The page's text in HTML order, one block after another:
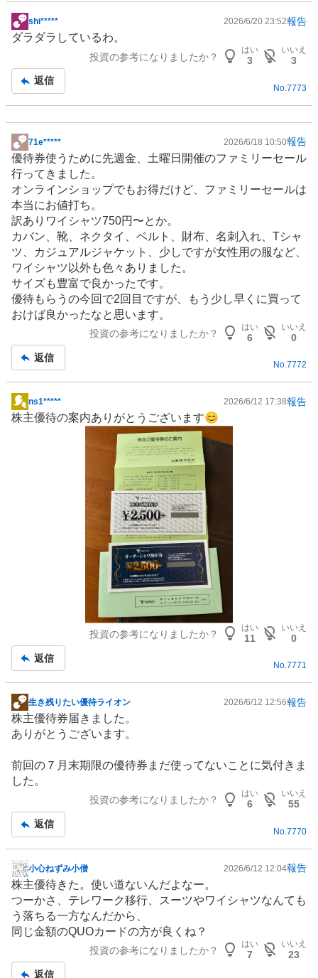
掲
示
事
shi***** 2026/6/20 23:52報告
ダラダラしているわ。
投資の参考になりましたか？
はい
3
いいえ
3
返信
No. 7773
掲
示
板
記
事
71e***** 2026/6/18 10:50報告
優待券使うために先週金、土曜日開催のファミリーセール
行ってきました。
オンラインショップでもお得だけど、ファミリーセールは
本当にお値打ち。
訳ありワイシャツ750円〜とか。
カバン、 靴 、ネクタイ、ベルト、財布、名刺入れ、Tシャ
ツ、カジュアルジャケット、少しですが女性用の服など、
ワイシャツ以外も色々ありました。
サイズも豊富で良かったです。
優待もらうの今回で2回目ですが、もう少し早くに買って
おけば良かったなと思います。
投資の参考になりましたか？
はい
6
いいえ
0
返信
No.7772
掲
示
ns1***** 2026/6/12 17:38報告
株主優待の案内ありがとうございます😊
投資の参考になりましたか？
はい
11
いいえ
0
返信
No.7771
掲
示
板
事
生き残りたい優待ライオン 2026/6/12 12:56報告
株主優待券届きました。
ありがとうございます。
前回の７月末期限の優待券まだ使ってないことに気付きま
した。
投資の参考になりましたか？
はい
6
いいえ
55
返信
No. 7770
掲
示
板
記
事
小心ねずみ小僧 2026/6/12 12:04報告
株主優待きた。使い道ないんだよなー。
つーかさ、 テレワーク移行、スーツやワイシャツなんても
う落ちる一方なんだから、
同じ金額のQUOカードの方が良くね？
投資の参考になりましたか？
はい
7
いいえ
23
返信